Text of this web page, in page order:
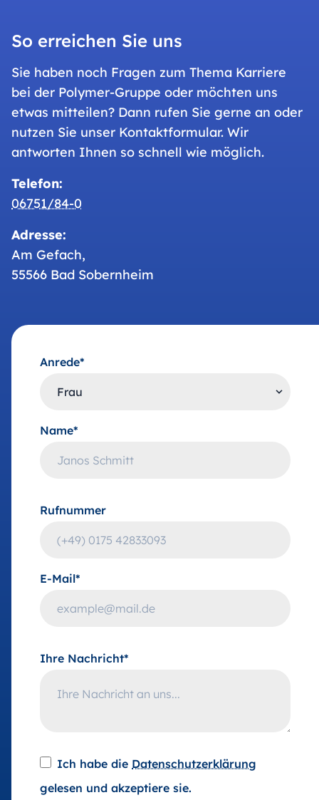
So erreichen Sie uns
Sie haben noch Fragen zum Thema Karriere
bei der Polymer-Gruppe oder möchten uns
etwas mitteilen? Dann rufen Sie gerne an oder
nutzen Sie unser Kontaktformular. Wir
antworten Ihnen so schnell wie möglich.
Telefon:
06751/84-0
Adresse:
Am Gefach,
55566 Bad Sobernheim
Anrede*
Name*
Rufnummer
E-Mail*
Ihre Nachricht*
Ich habe die Datenschutzerklärung
gelesen und akzeptiere sie.